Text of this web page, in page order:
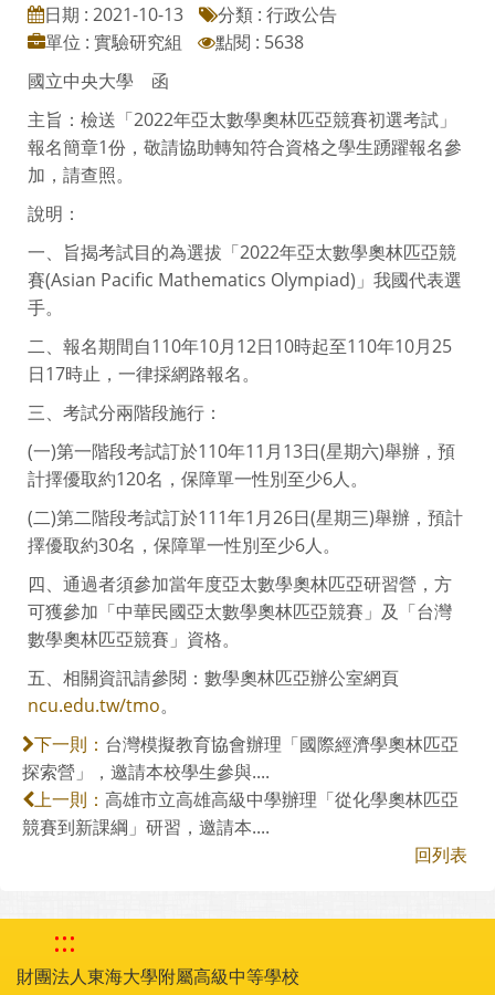
日期 : 2021-10-13
分類 : 行政公告
單位 : 實驗研究組
點閱 : 5638
國立中央大學 函
主旨：檢送「2022年亞太數學奧林匹亞競賽初選考試」
報名簡章1份，敬請協助轉知符合資格之學生踴躍報名參
加，請查照。
說明：
一、旨揭考試目的為選拔「2022年亞太數學奧林匹亞競
賽(Asian Pacific Mathematics Olympiad)」我國代表選
手。
二、報名期間自110年10月12日10時起至110年10月25
日17時止，一律採網路報名。
三、考試分兩階段施行：
(一)第一階段考試訂於110年11月13日(星期六)舉辦，預
計擇優取約120名，保障單一性別至少6人。
(二)第二階段考試訂於111年1月26日(星期三)舉辦，預計
擇優取約30名，保障單一性別至少6人。
四、通過者須參加當年度亞太數學奧林匹亞研習營，方
可獲參加「中華民國亞太數學奧林匹亞競賽」及「台灣
數學奧林匹亞競賽」資格。
五、相關資訊請參閱：數學奧林匹亞辦公室網頁
ncu.edu.tw/tmo。
下一則： 台灣模擬教育協會辦理「國際經濟學奧林匹亞
探索營」，邀請本校學生參與....
上一則： 高雄市立高雄高級中學辦理「從化學奧林匹亞
競賽到新課綱」研習，邀請本....
回列表
:::
財團法人東海大學附屬高級中等學校